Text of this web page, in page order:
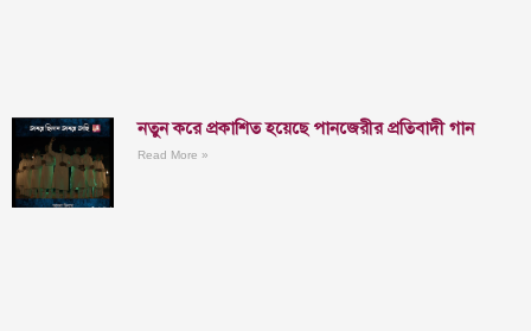
নতুন করে প্রকাশিত হয়েছে পানজেরীর প্রতিবাদী গান
Read More »